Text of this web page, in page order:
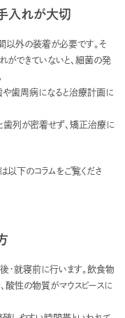
入れが大切
以外の装着が必要です。そ
ができていないと、細菌の発
や歯周病になると治療計画に
と歯列が密着せず、矯正治療に
下のコラムをご覧くださ
・就寝前に行います。飲食物
酸性の物質がマウスピースに